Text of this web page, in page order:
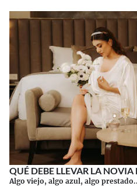
QUÉ DEBE LLEVAR LA
Algo viejo, algo azul, algo